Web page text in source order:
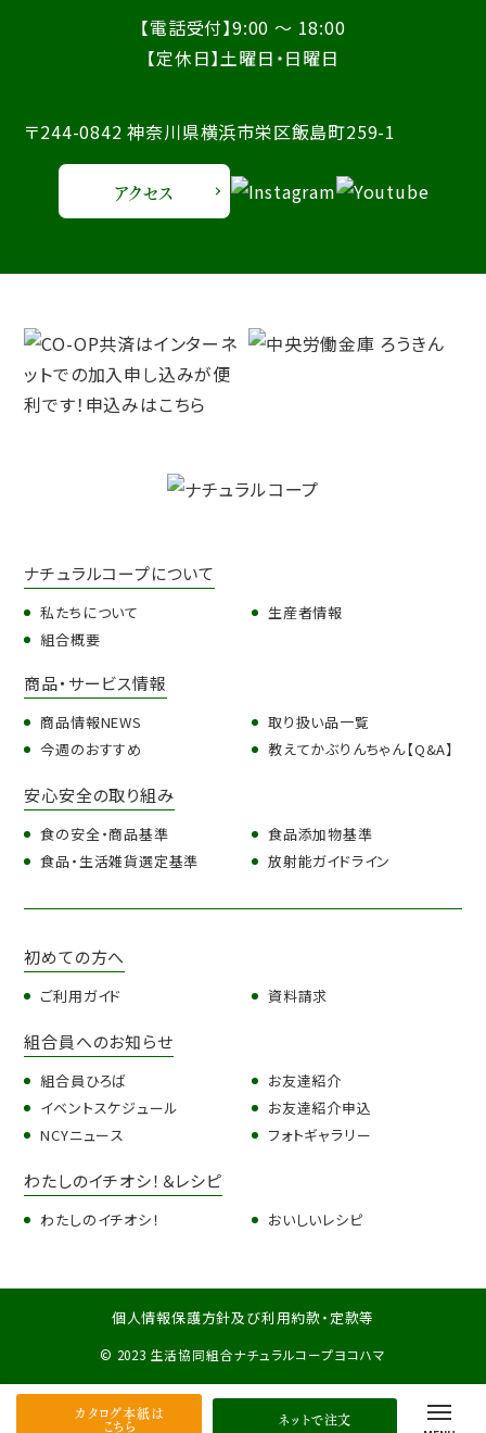
【電話受付】9:00 ～ 18:00
【定休日】土曜日・日曜日
〒244-0842 神奈川県横浜市栄区飯島町259-1
アクセス
ナチュラルコープについて
私たちについて
組合概要
生産者情報
商品・サービス情報
商品情報NEWS
今週のおすすめ
取り扱い品一覧
教えてかぶりんちゃん【Q&A】
安心安全の取り組み
食の安全・商品基準
食品・生活雑貨選定基準
食品添加物基準
放射能ガイドライン
初めての方へ
ご利用ガイド 資料請求
組合員へのお知らせ
組合員ひろば
イベントスケジュール
NCYニュース
お友達紹介
お友達紹介申込
フォトギャラリー
わたしのイチオシ！＆レシピ
わたしのイチオシ！ おいしいレシピ
個人情報保護方針及び利用約款・定款等
© 2023 生活協同組合ナチュラルコープヨコハマ
カタログ本紙は
こちら ネットで注文